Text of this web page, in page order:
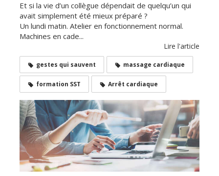
Et si la vie d’un collègue dépendait de quelqu’un qui
avait simplement été mieux préparé ?
Un lundi matin. Atelier en fonctionnement normal.
Machines en cade...
Lire l'article
gestes qui sauvent massage cardiaque
formation SST Arrêt cardiaque